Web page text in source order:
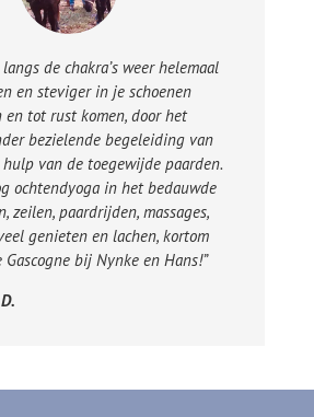
de chakra’s weer helemaal
en steviger in je schoenen
en tot rust komen, door het
bezielende begeleiding van
van de toegewijde paarden.
ochtendyoga in het bedauwde
zeilen, paardrijden, massages,
genieten en lachen, kortom
Gascogne bij Nynke en Hans!”